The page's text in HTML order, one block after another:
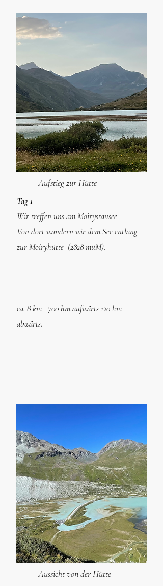
Aufstieg zur Hütte
Tag 1
Wir treffen uns am Moirystausee
Von dort wandern wir dem See entlang
zur Moiryhütte (2828 müM).
ca. 8 km 700 hm aufwärts 120 hm
abwärts.
Aussicht von der Hütte